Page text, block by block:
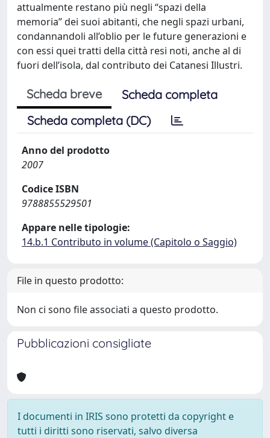
attualmente restano più negli “spazi della
memoria” dei suoi abitanti, che negli spazi urbani,
condannandoli all’oblio per le future generazioni e
con essi quei tratti della città resi noti, anche al di
fuori dell’isola, dal contributo dei Catanesi Illustri.
Scheda breve
Scheda completa
Scheda completa (DC)
Anno del prodotto
2007
Codice ISBN
9788855529501
Appare nelle tipologie:
14.b.1 Contributo in volume (Capitolo o Saggio)
File in questo prodotto:
Non ci sono file associati a questo prodotto.
Pubblicazioni consigliate
I documenti in IRIS sono protetti da copyright e
tutti i diritti sono riservati, salvo diversa